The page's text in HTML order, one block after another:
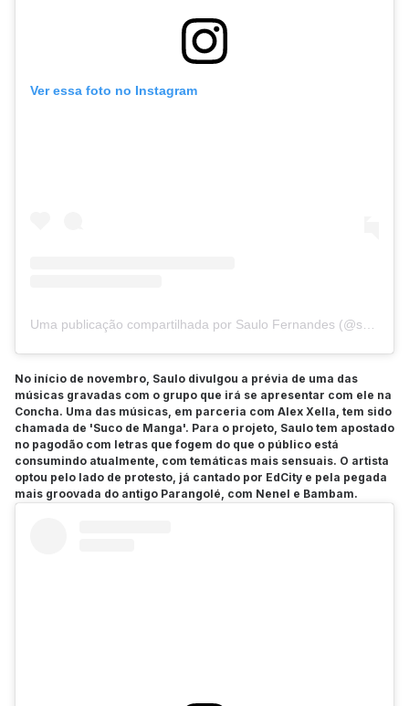
Ver essa foto no Instagram
No início de novembro, Saulo divulgou a prévia de uma das
músicas gravadas com o grupo que irá se apresentar com ele na
Concha. Uma das músicas, em parceria com Alex Xella, tem sido
chamada de 'Suco de Manga'. Para o projeto, Saulo tem apostado
no pagodão com letras que fogem do que o público está
consumindo atualmente, com temáticas mais sensuais. O artista
optou pelo lado de protesto, já cantado por EdCity e pela pegada
mais groovada do antigo Parangolé, com Nenel e Bambam.